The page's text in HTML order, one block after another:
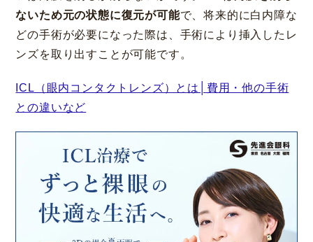
ないため元の状態に復元が可能で、将来的に白内障な
どの手術が必要になった際は、手術により挿入したレ
ンズを取り出すことが可能です。
ICL（眼内コンタクトレンズ）とは│費用・他の手術
との違いなど